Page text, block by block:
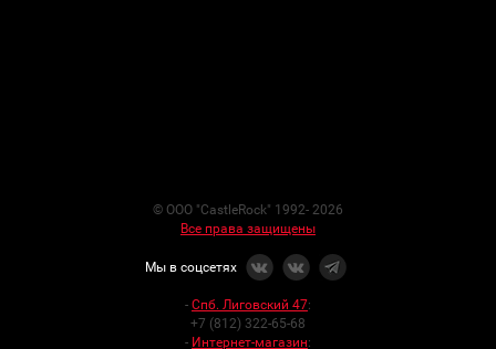
© ООО "CastleRock" 1992- 2026
Все права защищены
Мы в соцсетях
- Спб. Лиговский 47:
+7 (812) 322-65-68
- Интернет-магазин: